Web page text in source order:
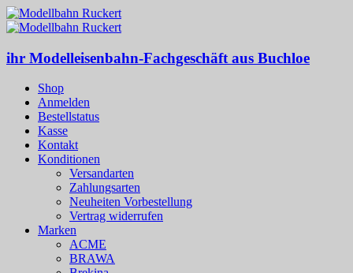
ihr Modelleisenbahn-Fachgeschäft aus Buchloe
Shop
Anmelden
Bestellstatus
Kasse
Kontakt
Konditionen
Versandarten
Zahlungsarten
Neuheiten Vorbestellung
Vertrag widerrufen
Marken
ACME
BRAWA